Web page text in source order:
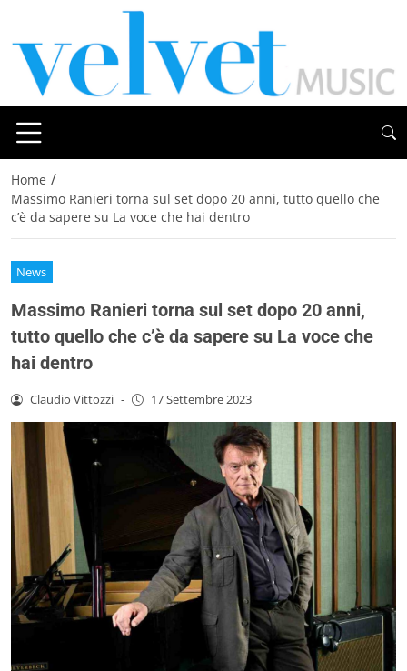
Home /
Massimo Ranieri torna sul set dopo 20 anni, tutto quello che
c’è da sapere su La voce che hai dentro
News
Massimo Ranieri torna sul set dopo 20 anni,
tutto quello che c’è da sapere su La voce che
hai dentro
Claudio Vittozzi - 17 Settembre 2023